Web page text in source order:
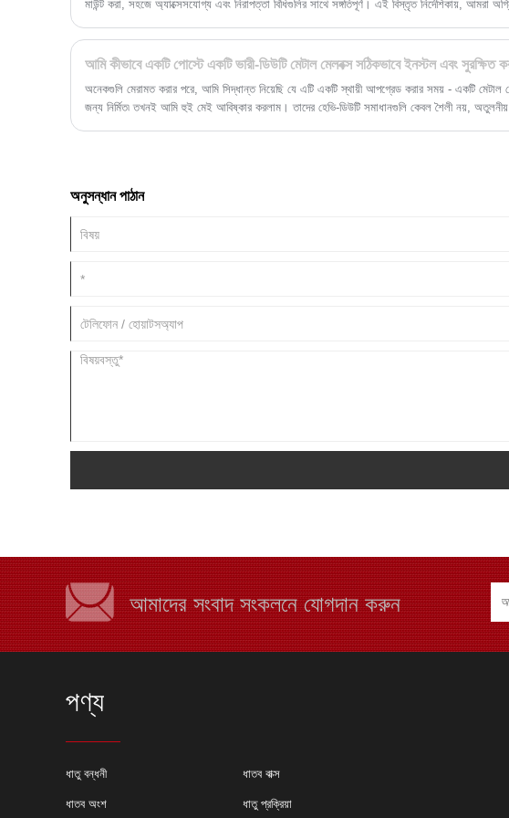
মাউন্ট করা, সহজে অ্যাক্সেসযোগ্য এবং নিরাপত্তা বিধিগুলির সাথে সঙ্গতিপূর্ণ। এই বিস্তৃত নির্দেশিকায়, আমরা অগ্নি
আমি কীভাবে একটি পোস্টে একটি ভারী-ডিউটি ​​মেটাল মেলবক্স সঠিকভাবে ইনস্টল এবং সুরক্ষিত
অনেকগুলি মেরামত করার পরে, আমি সিদ্ধান্ত নিয়েছি যে এটি একটি স্থায়ী আপগ্রেড করার সময় - একটি মেটাল
জন্য নির্মিত৷ তখনই আমি হুই মেই আবিষ্কার করলাম। তাদের হেভি-ডিউটি ​​সমাধানগুলি কেবল শৈলী নয়, অতুলনীয়
অনুসন্ধান পাঠান
আমাদের সংবাদ সংকলনে যোগদান করুন
পণ্য
ধাতু বন্ধনী ধাতব বাক্স
ধাতব অংশ ধাতু প্রক্রিয়া